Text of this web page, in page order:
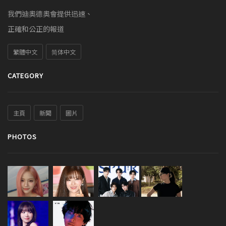
我們迪奧德奧會提供迅速、
正確和公正的報道
繁體中文 简体中文
CATEGORY
主頁 新聞 圖片
PHOTOS